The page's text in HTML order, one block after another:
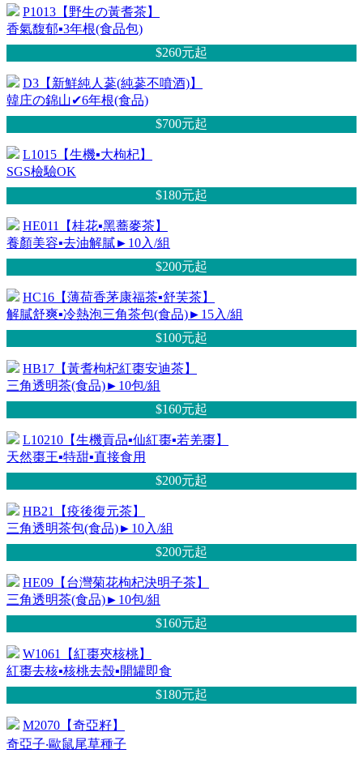
P1013【野生の黃耆茶】
香氣馥郁▪3年根(食品包)
$260元起
D3【新鮮純人蔘(純蔘不噴酒)】
韓庄の錦山✔6年根(食品)
$700元起
L1015【生機▪大枸杞】
SGS檢驗OK
$180元起
HE011【桂花▪黑蕎麥茶】
養顏美容▪去油解膩►10入/組
$200元起
HC16【薄荷香茅康福茶▪舒芙茶】
解膩舒爽▪冷熱泡三角茶包(食品)►15入/組
$100元起
HB17【黃耆枸杞紅棗安迪茶】
三角透明茶(食品)►10包/組
$160元起
L10210【生機貢品▪仙紅棗▪若羌棗】
天然棗王▪特甜▪直接食用
$200元起
HB21【疫後復元茶】
三角透明茶包(食品)►10入/組
$200元起
HE09【台灣菊花枸杞決明子茶】
三角透明茶(食品)►10包/組
$160元起
W1061【紅棗夾核桃】
紅棗去核▪核桃去殼▪開罐即食
$180元起
M2070【奇亞籽】
奇亞子‧歐鼠尾草種子